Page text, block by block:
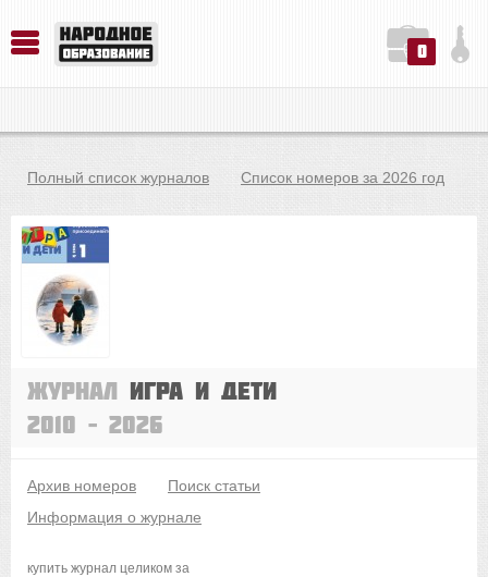
0
Полный список журналов Список номеров за 2026 год
Журнал Игра и дети
2010 – 2026
Архив номеров
Поиск статьи
Информация о журнале
купить журнал целиком за